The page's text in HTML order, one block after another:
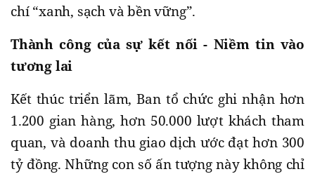
chí “xanh, sạch và bền vững”.
Thành công của sự kết nối - Niềm tin vào
tương lai
Kết thúc triển lãm, Ban tổ chức ghi nhận hơn
1.200 gian hàng, hơn 50.000 lượt khách tham
quan, và doanh thu giao dịch ước đạt hơn 300
tỷ đồng. Những con số ấn tượng này không chỉ